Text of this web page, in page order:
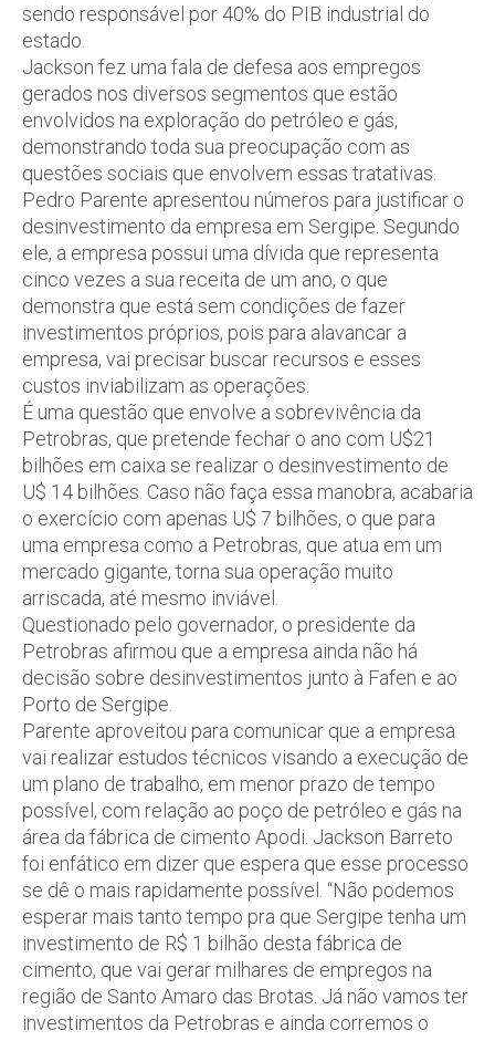
sendo responsável por 40% do PIB industrial do
estado.
Jackson fez uma fala de defesa aos empregos
gerados nos diversos segmentos que estão
envolvidos na exploração do petróleo e gás,
demonstrando toda sua preocupação com as
questões sociais que envolvem essas tratativas.
Pedro Parente apresentou números para justificar o
desinvestimento da empresa em Sergipe. Segundo
ele, a empresa possui uma dívida que representa
cinco vezes a sua receita de um ano, o que
demonstra que está sem condições de fazer
investimentos próprios, pois para alavancar a
empresa, vai precisar buscar recursos e esses
custos inviabilizam as operações.
É uma questão que envolve a sobrevivência da
Petrobras, que pretende fechar o ano com U$21
bilhões em caixa se realizar o desinvestimento de
U$ 14 bilhões. Caso não faça essa manobra, acabaria
o exercício com apenas U$ 7 bilhões, o que para
uma empresa como a Petrobras, que atua em um
mercado gigante, torna sua operação muito
arriscada, até mesmo inviável.
Questionado pelo governador, o presidente da
Petrobras afirmou que a empresa ainda não há
decisão sobre desinvestimentos junto à Fafen e ao
Porto de Sergipe.
Parente aproveitou para comunicar que a empresa
vai realizar estudos técnicos visando a execução de
um plano de trabalho, em menor prazo de tempo
possível, com relação ao poço de petróleo e gás na
área da fábrica de cimento Apodi. Jackson Barreto
foi enfático em dizer que espera que esse processo
se dê o mais rapidamente possível. “Não podemos
esperar mais tanto tempo pra que Sergipe tenha um
investimento de R$ 1 bilhão desta fábrica de
cimento, que vai gerar milhares de empregos na
região de Santo Amaro das Brotas. Já não vamos ter
investimentos da Petrobras e ainda corremos o